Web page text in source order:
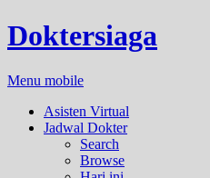
Doktersiaga
Menu mobile
Asisten Virtual
Jadwal Dokter
Search
Browse